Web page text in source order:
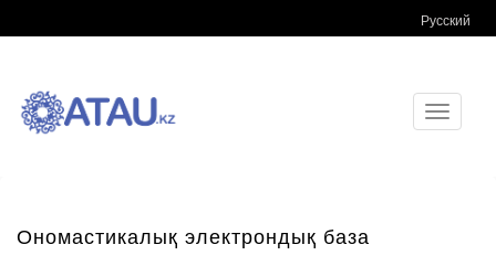
Русский
Toggle
Ономастикалық электрондық база